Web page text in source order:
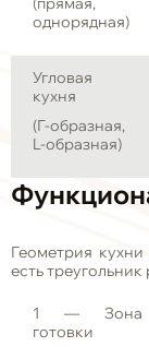
однорядная)
Угловая
кухня
(Г-образная,
L-образная)
Геометрия
есть
1 — Зона
готовки